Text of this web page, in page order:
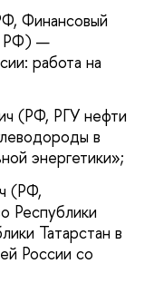
Финансовый
РФ) —
работа на
(РФ, РГУ нефти
в
энергетики»;
(РФ,
Республики
Татарстан в
России со